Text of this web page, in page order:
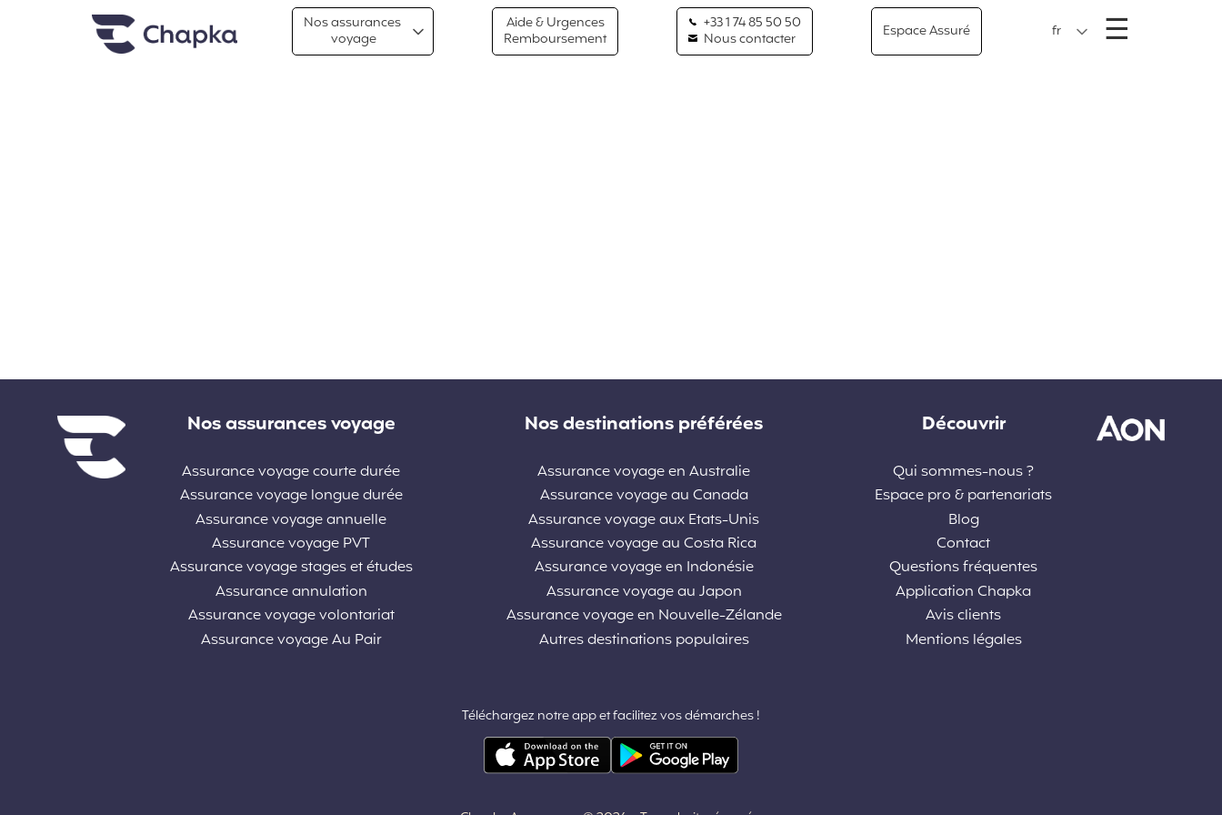
Chapka Assurances VoyagesNos assurances
voyage
Aide & Urgences
Remboursement
+33 1 74 85 50 50
Nous contacter
Espace Assuré fr ☰
Liens divers Nos assurances voyage
Assurance voyage courte durée
Assurance voyage longue durée
Assurance voyage annuelle
Assurance voyage PVT
Assurance voyage stages et études
Assurance annulation
Assurance voyage volontariat
Assurance voyage Au Pair
Nos destinations préférées
Assurance voyage en Australie
Assurance voyage au Canada
Assurance voyage aux Etats-Unis
Assurance voyage au Costa Rica
Assurance voyage en Indonésie
Assurance voyage au Japon
Assurance voyage en Nouvelle-Zélande
Autres destinations populaires
Découvrir
Qui sommes-nous ?
Espace pro & partenariats
Blog
Contact
Questions fréquentes
Application Chapka
Avis clients
Mentions légales
Téléchargez notre app et facilitez vos démarches !